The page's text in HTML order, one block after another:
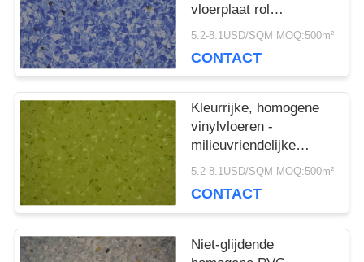
VRAAG
EEN
OFFERTE
SITEMAP
PRIVACYBELEID
vloerplaat rol
antibacteriële niet-glij
5.2-8.1USD/SQM MOQ:500m²
CONTACT
Kleurrijke, homogene
vinylvloeren -
milieuvriendelijke
plastic
5.2-8.1USD/SQM MOQ:500m²
CONTACT
Niet-glijdende